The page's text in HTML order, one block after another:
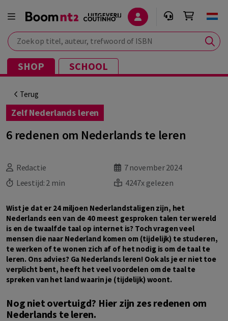
Zoek op titel, auteur, trefwoord of ISBN
SHOP SCHOOL
Terug
Zelf Nederlands leren
6 redenen om Nederlands te leren
Redactie
7 november 2024
Leestijd: 2 min 4247x gelezen
Wist je dat er 24 miljoen Nederlandstaligen zijn, het
Nederlands een van de 40 meest gesproken talen ter wereld
is en de twaalfde taal op internet is? Toch vragen veel
mensen die naar Nederland komen om (tijdelijk) te studeren,
te werken of te wonen zich af of het nodig is om de taal te
leren. Ons advies? Ga Nederlands leren! Ook als je er niet toe
verplicht bent, heeft het veel voordelen om de taal te
spreken van het land waarin je (tijdelijk) woont.
Nog niet overtuigd? Hier zijn zes redenen om
Nederlands te leren.